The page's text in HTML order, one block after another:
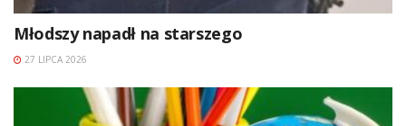
Młodszy napadł na starszego
27 LIPCA 2026